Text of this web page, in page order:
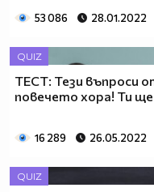
53 086 28.01.2022
QUIZ
ТЕСТ: Тези въпроси
повечето хора! Ти ще
16 289 26.05.2022
QUIZ